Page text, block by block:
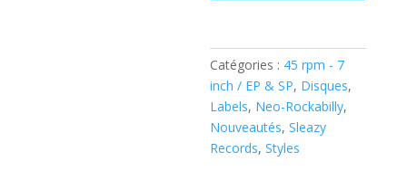
The
Puzzle
(
Vinyl,
7",
45
Catégories : 45 rpm - 7
inch / EP & SP, Disques,
Labels, Neo-Rockabilly,
Nouveautés,Sleazy
Records,Styles